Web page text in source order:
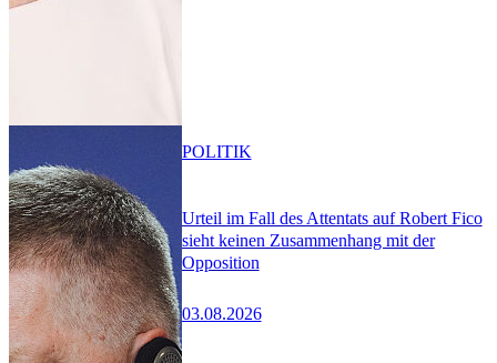
Urteil im Fall des Attentats auf Robert Fico
sieht keinen Zusammenhang mit der
Opposition
03.08.2026
POLITIK